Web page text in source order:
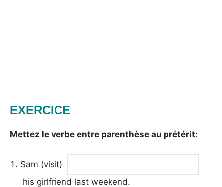
EXERCICE
Mettez le verbe entre parenthèse au prétérit:
Sam (visit)
his girlfriend last weekend.